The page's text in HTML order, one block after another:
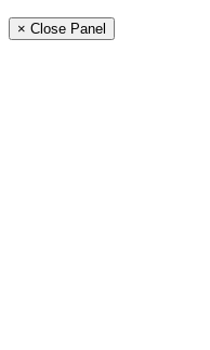
× Close Panel